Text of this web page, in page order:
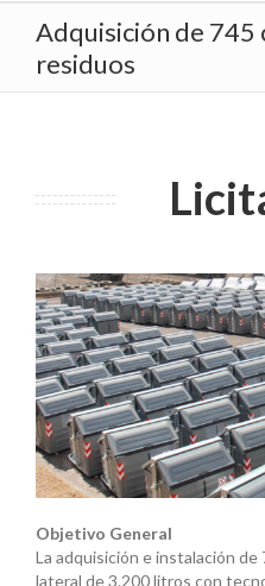
Adquisición de
residuos
Objetivo General
La adquisición e instalación
lateral de 3.200 litros con